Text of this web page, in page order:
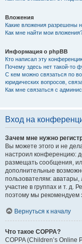
Вложения
Какие вложения разрешены
Как мне найти мои
Информация о phpBB
Кто написал эту
Почему здесь нет такой-то
С кем можно связаться по
юридических вопросов,
Как мне связаться с
Вход на
Зачем мне нужно
Вы можете этого и не
настроил конференцию:
размещать сообщения,
дополнительные
пользователям:
участие в группах и т. д.
поэтому мы рекомендуем
Вернуться к началу
Что такое COPPA?
COPPA (Children’s Online